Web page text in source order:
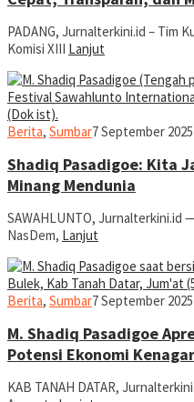
PADANG, Jurnalterkini.id – Tim
Komisi XIII Lanjut
Berita, Sumbarjurnaldion
7 September 2025
Shadiq Pasadigoe: Kita
Minang Mendunia
SAWAHLUNTO, Jurnalterkini.id
NasDem, Lanjut
Berita, Sumbarjurnaldion
7 September 2025
M. Shadiq Pasadigoe
Potensi Ekonomi
KAB TANAH DATAR,